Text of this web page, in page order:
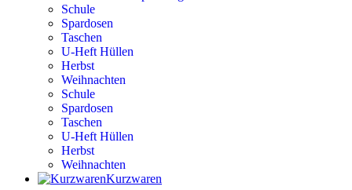
Schule
Spardosen
Taschen
U-Heft Hüllen
Herbst
Weihnachten
Schule
Spardosen
Taschen
U-Heft Hüllen
Herbst
Weihnachten
Kurzwaren